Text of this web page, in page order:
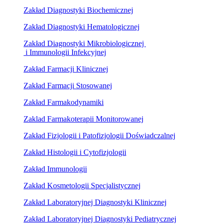
Zakład Diagnostyki Biochemicznej
Zakład Diagnostyki Hematologicznej
Zakład Diagnostyki Mikrobiologicznej
i Immunologii Infekcyjnej
Zakład Farmacji Klinicznej
Zakład Farmacji Stosowanej
Zakład Farmakodynamiki
Zaklad Farmakoterapii Monitorowanej
Zakład Fizjologii i Patofizjologii Doświadczalnej
Zakład Histologii i Cytofizjologii
Zakład Immunologii
Zakład Kosmetologii Specjalistycznej
Zakład Laboratoryjnej Diagnostyki Klinicznej
Zakład Laboratoryjnej Diagnostyki Pediatrycznej